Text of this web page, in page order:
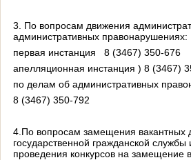
3. По вопросам движения
административных правонарушениях:
первая инстанция
8 (3467) 350-676
апелляционная инстанция ) 8 (3467)
по делам об административных
8 (3467) 350-792
4.По вопросам замещения вакантных
государственной гражданской службы
проведения конкурсов на замещение